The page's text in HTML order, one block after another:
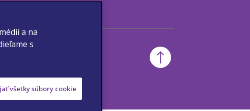
a na
s
všetky súbory cookie